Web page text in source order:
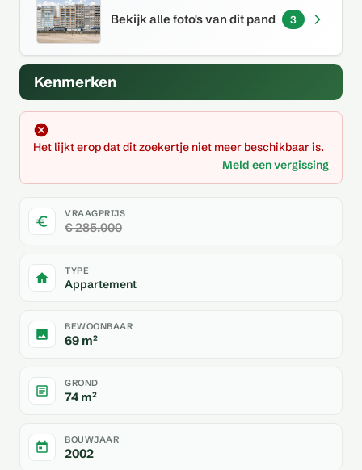
Bekijk alle foto's van dit pand 3
Kenmerken
Het lijkt erop dat dit zoekertje niet meer beschikbaar is.
Meld een vergissing
VRAAGPRIJS
€ 285.000
TYPE
Appartement
BEWOONBAAR
69 m²
GROND
74 m²
BOUWJAAR
2002